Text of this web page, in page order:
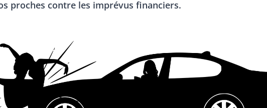
proches contre les imprévus financiers.